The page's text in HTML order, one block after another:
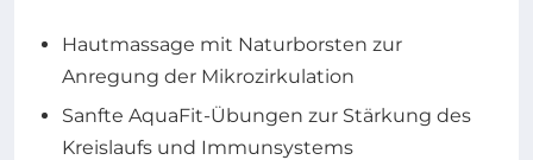
Hautmassage mit Naturborsten zur
Anregung der Mikrozirkulation
Sanfte AquaFit-Übungen zur Stärkung des
Kreislaufs und Immunsystems